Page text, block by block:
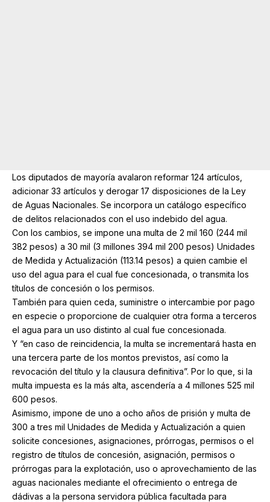
Los diputados de mayoría avalaron reformar 124 artículos,
adicionar 33 artículos y derogar 17 disposiciones de la Ley
de Aguas Nacionales. Se incorpora un catálogo específico
de delitos relacionados con el uso indebido del agua.
Con los cambios, se impone una multa de 2 mil 160 (244 mil
382 pesos) a 30 mil (3 millones 394 mil 200 pesos) Unidades
de Medida y Actualización (113.14 pesos) a quien cambie el
uso del agua para el cual fue concesionada, o transmita los
títulos de concesión o los permisos.
También para quien ceda, suministre o intercambie por pago
en especie o proporcione de cualquier otra forma a terceros
el agua para un uso distinto al cual fue concesionada.
Y “en caso de reincidencia, la multa se incrementará hasta en
una tercera parte de los montos previstos, así como la
revocación del título y la clausura definitiva”. Por lo que, si la
multa impuesta es la más alta, ascendería a 4 millones 525 mil
600 pesos.
Asimismo, impone de uno a ocho años de prisión y multa de
300 a tres mil Unidades de Medida y Actualización a quien
solicite concesiones, asignaciones, prórrogas, permisos o el
registro de títulos de concesión, asignación, permisos o
prórrogas para la explotación, uso o aprovechamiento de las
aguas nacionales mediante el ofrecimiento o entrega de
dádivas a la persona servidora pública facultada para